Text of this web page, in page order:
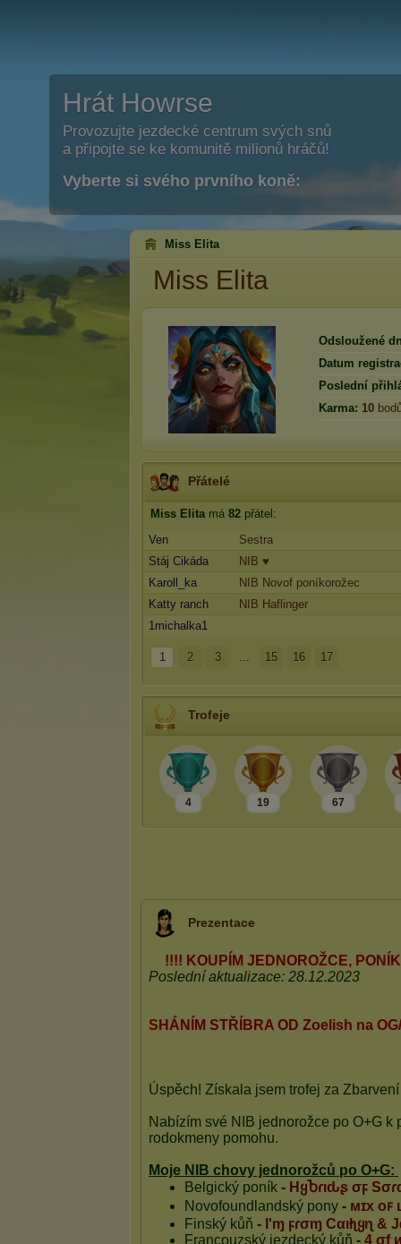
Hrát Howrse
Provozujte jezdecké centrum svých snů
a připojte se ke komunitě milionů hráčů!
Vyberte si svého prvního koně:
Miss Elita
Miss Elita
Odsloužené
Datum
Poslední
Karma: 10
Přátelé
Miss Elitamá 82 přátel:
Ven
Sestra
Stáj Cikáda
NIB ♥
Karoll_ka
NIB Novof poníkorožec
Katty ranch
NIB Haflinger
1michalka1
1 2 3 ... 15 16 17
Trofeje
4 19 67
Prezentace